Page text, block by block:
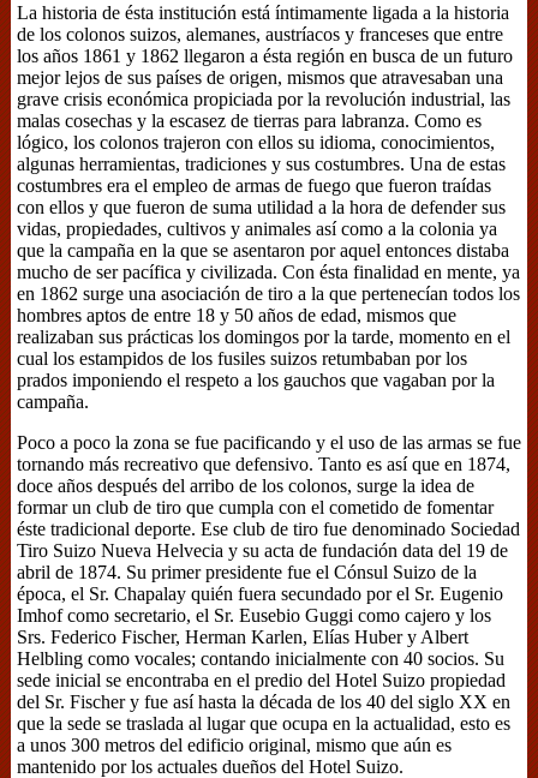
La historia de ésta institución está íntimamente ligada a la historia
de los colonos suizos, alemanes, austríacos y franceses que entre
los años 1861 y 1862 llegaron a ésta región en busca de un futuro
mejor lejos de sus países de origen, mismos que atravesaban una
grave crisis económica propiciada por la revolución industrial, las
malas cosechas y la escasez de tierras para labranza. Como es
lógico, los colonos trajeron con ellos su idioma, conocimientos,
algunas herramientas, tradiciones y sus costumbres. Una de estas
costumbres era el empleo de armas de fuego que fueron traídas
con ellos y que fueron de suma utilidad a la hora de defender sus
vidas, propiedades, cultivos y animales así como a la colonia ya
que la campaña en la que se asentaron por aquel entonces distaba
mucho de ser pacífica y civilizada. Con ésta finalidad en mente, ya
en 1862 surge una asociación de tiro a la que pertenecían todos los
hombres aptos de entre 18 y 50 años de edad, mismos que
realizaban sus prácticas los domingos por la tarde, momento en el
cual los estampidos de los fusiles suizos retumbaban por los
prados imponiendo el respeto a los gauchos que vagaban por la
campaña.
Poco a poco la zona se fue pacificando y el uso de las armas se fue
tornando más recreativo que defensivo. Tanto es así que en 1874,
doce años después del arribo de los colonos, surge la idea de
formar un club de tiro que cumpla con el cometido de fomentar
éste tradicional deporte. Ese club de tiro fue denominado Sociedad
Tiro Suizo Nueva Helvecia y su acta de fundación data del 19 de
abril de 1874. Su primer presidente fue el Cónsul Suizo de la
época, el Sr. Chapalay quién fuera secundado por el Sr. Eugenio
Imhof como secretario, el Sr. Eusebio Guggi como cajero y los
Srs. Federico Fischer, Herman Karlen, Elías Huber y Albert
Helbling como vocales; contando inicialmente con 40 socios. Su
sede inicial se encontraba en el predio del Hotel Suizo propiedad
del Sr. Fischer y fue así hasta la década de los 40 del siglo XX en
que la sede se traslada al lugar que ocupa en la actualidad, esto es
a unos 300 metros del edificio original, mismo que aún es
mantenido por los actuales dueños del Hotel Suizo.